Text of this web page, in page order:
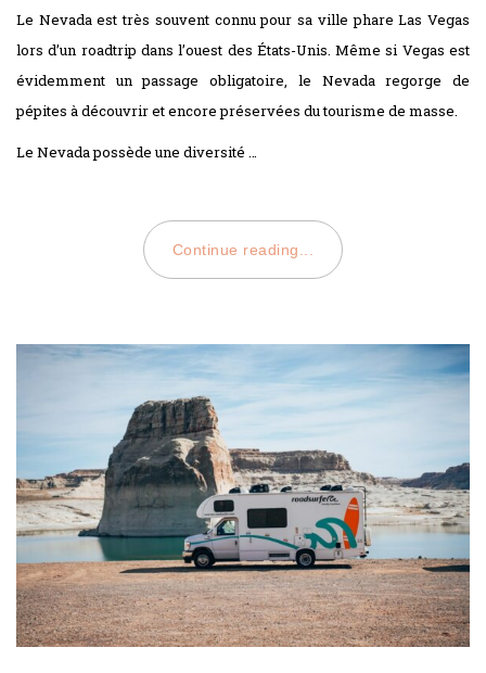
Le Nevada est très souvent connu pour sa ville phare Las Vegas
lors d’un roadtrip dans l’ouest des États-Unis. Même si Vegas est
évidemment un passage obligatoire, le Nevada regorge de
pépites à découvrir et encore préservées du tourisme de masse.
Le Nevada possède une diversité …
Continue reading...